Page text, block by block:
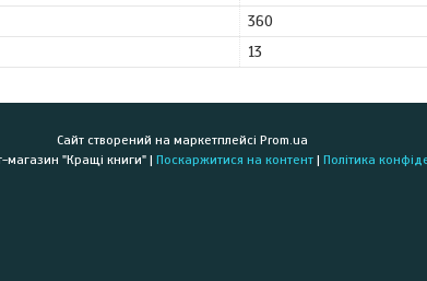
360
13
Сайт створений на маркетплейсі Prom.ua
Книжковий інтернет-магазин "Кращі книги" | Поскаржитися на контент | Політика